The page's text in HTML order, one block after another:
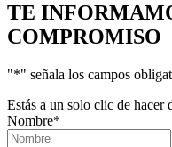
TE
COMPROMISO
"*" señala los campos
Estás a un solo clic de hacer
Nombre*